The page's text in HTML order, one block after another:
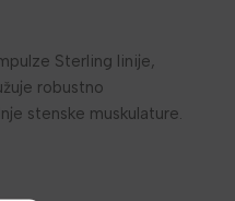
Sterling linije,
robustno
stenske muskulature.